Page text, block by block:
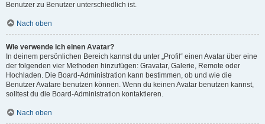
Benutzer zu Benutzer unterschiedlich ist.
Nach oben
Wie verwende ich einen Avatar?
In deinem persönlichen Bereich kannst du unter „Profil“ einen Avatar über eine
der folgenden vier Methoden hinzufügen: Gravatar, Galerie, Remote oder
Hochladen. Die Board-Administration kann bestimmen, ob und wie die
Benutzer Avatare benutzen können. Wenn du keinen Avatar benutzen kannst,
solltest du die Board-Administration kontaktieren.
Nach oben